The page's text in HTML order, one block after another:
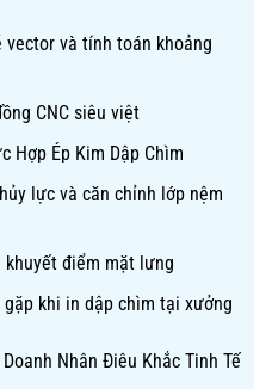
và tính toán khoảng
CNC siêu việt
Hợp Ép Kim Dập Chìm
lực và căn chỉnh lớp nệm
khuyết điểm mặt lưng
khi in dập chìm tại xưởng
Nhân Điêu Khắc Tinh Tế